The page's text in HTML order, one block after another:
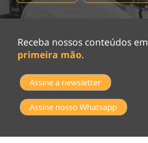
Receba nossos conteúdos em
primeira mão.
Assine a newsletter
Assine nosso Whatsapp